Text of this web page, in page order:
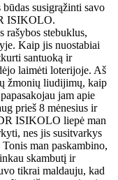
susigrąžinti savo
ISIKOLO.
rašybos stebuklus,
Kaip jis nuostabiai
santuoką ir
laimėti loterijoje. Aš
žmonių liudijimų, kaip
jam apie
prieš 8 mėnesius ir
ISIKOLO liepė man
nes jis susitvarkys
man paskambino,
skambutį ir
tikrai maldauju, kad